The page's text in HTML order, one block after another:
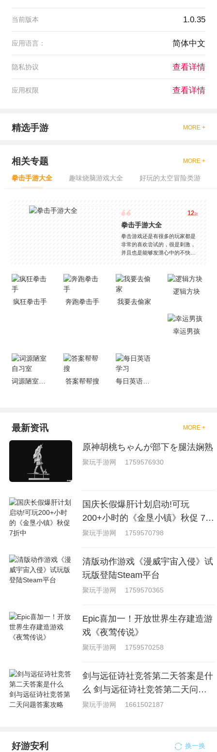
当前版本 1.0.35
应用语言： 简体中文
隐私协议 查看详情
应用权限 查看详情
精选手游 MORE +
相关专题 MORE +
拳击手游大全 趣味烧脑游戏大全 好玩的太空冒险类游
12款
拳击手游大全
拳击游戏还是有很多的玩家都是
非常的喜欢尝试的，很是刺激，
并且也是能够发泄心中的不快
是一些格斗的游戏，其实是非常
的有趣，也是相当的刺激的，游
戏中是有一些不同的场景都是能
够去进行体验的，我们也是能够
就是收集了一些有意思的拳击游
戏，相信你们一定会喜欢的。
疯狂拳击手 奔跑拳击手 我要去偷家
逻辑方块
幸运男孩
答案帮帮搜 每日英语学习
最新资讯 MORE +
原神胡桃ちゃんが部下を腿法娴熟
聚玩手游网 1759576930
国庆长假爆肝计划启动!可玩
200+小时的《金垦小镇》秋促 7折
中
聚玩手游网 1759570798
清版动作游戏《漫威宇宙入侵》试
玩版登陆Steam平台
聚玩手游网 1759570365
Epic喜加一！开放世界生存建造游
戏《夜莺传说》
聚玩手游网 1759570258
剑与远征诗社竞答第二天答案是什
么 剑与远征诗社竞答第二天问题
答案攻略
聚玩手游网 1661502187
好游安利 换一换